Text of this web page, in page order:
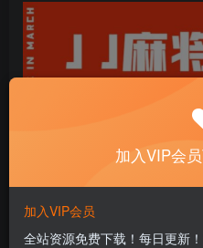
单窗口撸20话费
【Mj撸话费】新项目
加入VIP会
加入VIP会员
全站资源免费下载！每日更新